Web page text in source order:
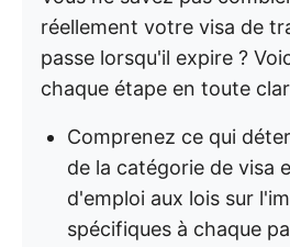
réellement votre visa de
passe lorsqu'il expire ?
chaque étape en toute
Comprenez ce qui
de la catégorie de visa
d'emploi aux lois sur
spécifiques à chaque